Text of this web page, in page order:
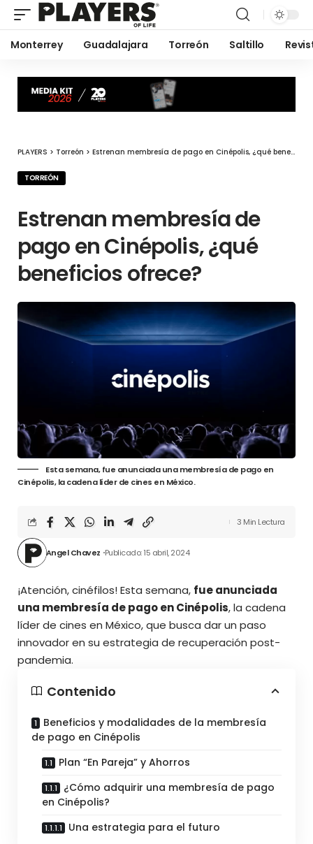
Monterrey Guadalajara Torreón Saltillo
PLAYERS > Torreón > Estrenan membresía de pago en Cinépolis, ¿qué beneficios ofrece?
TORREÓN
Estrenan membresía de
pago en Cinépolis, ¿qué
beneficios ofrece?
Esta semana, fue anunciada una membresía de pago en
Cinépolis, la cadena líder de cines en México.
Angel Chavez Publicado: 15 abril, 2024
3 Min Lectura
¡Atención, cinéfilos! Esta semana, fue anunciada
una membresía de pago enCinépolis, la cadena
líder de cines en México, que busca dar un paso
innovador en su estrategia de recuperación post-
pandemia.
Contenido
Beneficios y modalidades de la membresía
de pago en Cinépolis
Plan “En Pareja” y Ahorros
¿Cómo adquirir una membresía de pago
en Cinépolis?
Una estrategia para el futuro